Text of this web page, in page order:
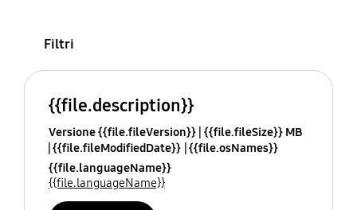
Filtri
{{file.description}}
Versione {{file.fileVersion}} {{file.fileSize}} MB
{{file.fileModifiedDate}} {{file.osNames}}
{{file.languageName}}
{{file.languageName}}